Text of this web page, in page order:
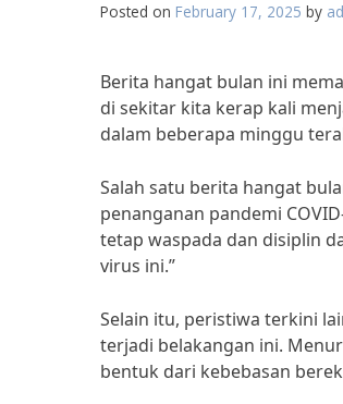
Posted on February 17, 2025 by
Berita hangat bulan ini
di sekitar kita kerap kali
dalam beberapa minggu
Salah satu berita hangat
penanganan pandemi
tetap waspada dan disiplin
virus ini.”
Selain itu, peristiwa terkini
terjadi belakangan ini.
bentuk dari kebebasan